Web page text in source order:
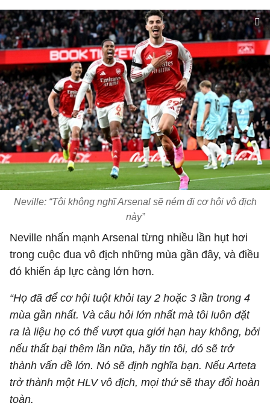
Neville: “Tôi không nghĩ Arsenal sẽ ném đi cơ hội vô địch
này”
Neville nhấn mạnh Arsenal từng nhiều lần hụt hơi
trong cuộc đua vô địch những mùa gần đây, và điều
đó khiến áp lực càng lớn hơn.
“Họ đã để cơ hội tuột khỏi tay 2 hoặc 3 lần trong 4
mùa gần nhất. Và câu hỏi lớn nhất mà tôi luôn đặt
ra là liệu họ có thể vượt qua giới hạn hay không, bởi
nếu thất bại thêm lần nữa, hãy tin tôi, đó sẽ trở
thành vấn đề lớn. Nó sẽ định nghĩa bạn. Nếu Arteta
trở thành một HLV vô địch, mọi thứ sẽ thay đổi hoàn
toàn.